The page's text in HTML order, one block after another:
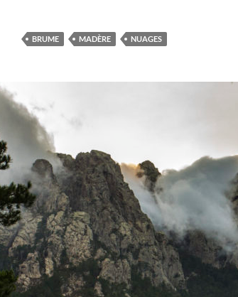
BRUME MADÈRE NUAGES